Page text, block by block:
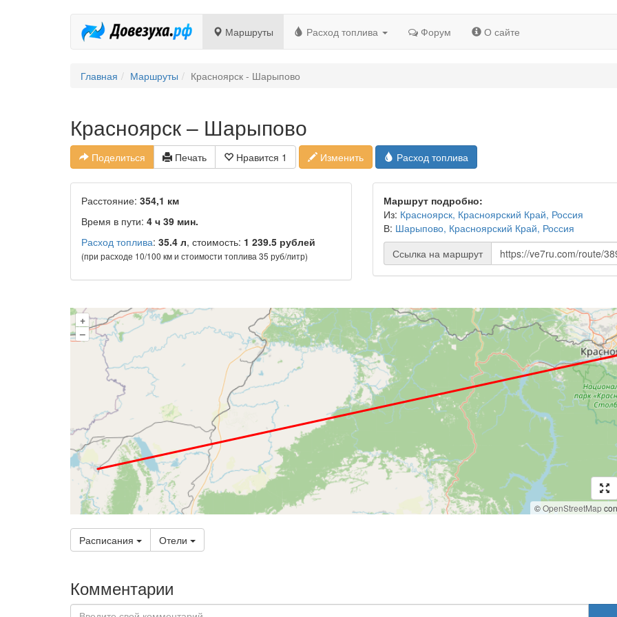
Маршруты Расход топлива Форум О сайте
Главная Маршруты Красноярск - Шарыпово
Красноярск – Шарыпово
Поделиться Печать Нравится 1 Изменить Расход топлива
Расстояние: 354,1 км
Время в пути: 4 ч 39 мин.
Расход топлива: 35.4 л, стоимость: 1 239.5 рублей
(при расходе 10/100 км и стоимости топлива 35 руб/литр)
Маршрут подробно:
Из: Красноярск, Красноярский Край, Россия
В: Шарыпово, Красноярский Край, Россия
Ссылка на маршрут
+
–
©OpenStreetMap
Расписания Отели
Комментарии